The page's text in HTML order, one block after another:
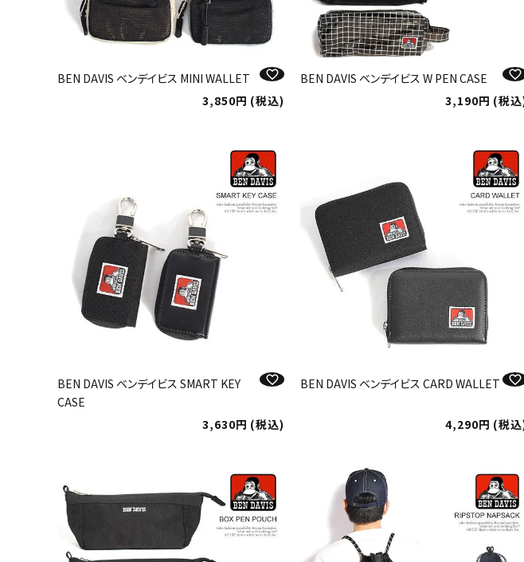
BEN DAVIS ベンデイビス MINI WALLET
3,850
税込
BEN DAVIS ベンデイビス W PEN CASE
3,190
税込
BEN DAVIS ベンデイビス SMART KEY
CASE
3,630
税込
BEN DAVIS ベンデイビス CARD WALLET
4,290 税込